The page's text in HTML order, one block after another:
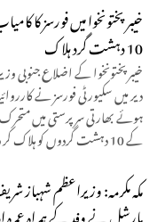
خیبرپختونخوا میں فورسز کا
10 دہشت گرد ہلاک
خیبرپختونخوا کے اضلاع جنوبی
دیر میں سکیورٹی فورسز نے
ہوئے بھارتی سرپرستی میں متحرک
کے 10 دہشت گردوں کو ہلاک کر دیا ہے۔
مکہ مکرمہ: وزیراعظم شہباز